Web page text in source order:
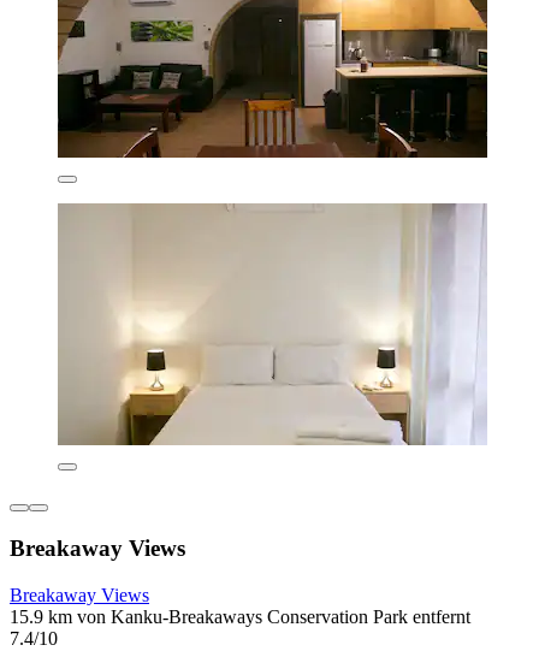
Breakaway Views
Breakaway Views
15.9 km von Kanku-Breakaways Conservation Park entfernt
7.4/10